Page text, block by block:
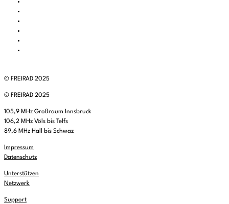
© FREIRAD 2025
© FREIRAD 2025
105,9 MHz Großraum Innsbruck
106,2 MHz Völs bis Telfs
89,6 MHz Hall bis Schwaz
Impressum
Datenschutz
Unterstützen
Netzwerk
Support